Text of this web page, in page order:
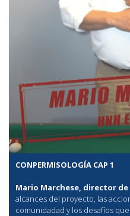
CONPERMISOLOGÍA CAP 1
Mario Marchese, director de
alcances del proyecto, las
comunidadad y los desafíos